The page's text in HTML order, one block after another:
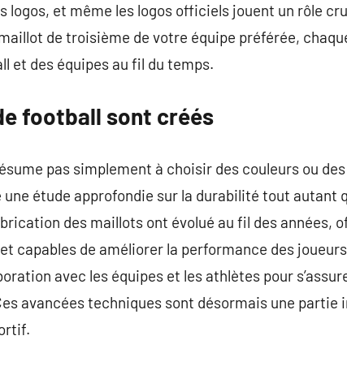
logos, et même les logos officiels jouent un rôle
de troisième de votre équipe préférée,
et des équipes au fil du temps.
football sont créés
pas simplement à choisir des couleurs ou des
étude approfondie sur la durabilité tout autant
des maillots ont évolué au fil des années,
capables de améliorer la performance des
avec les équipes et les athlètes pour
avancées techniques sont désormais une partie